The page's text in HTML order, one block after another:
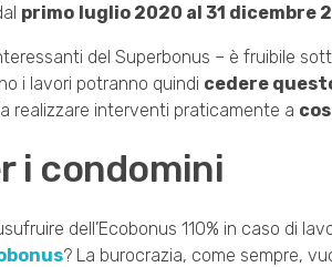
primo luglio 2020 al 31 dicembre
del Superbonus – è fruibile
i lavori potranno quindi cedere
realizzare interventi praticamente a
i condomini
dell’Ecobonus 110% in caso di
? La burocrazia, come sempre,